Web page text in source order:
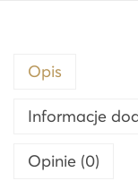
b
a
B
Opis
Informacje
Opinie (0)